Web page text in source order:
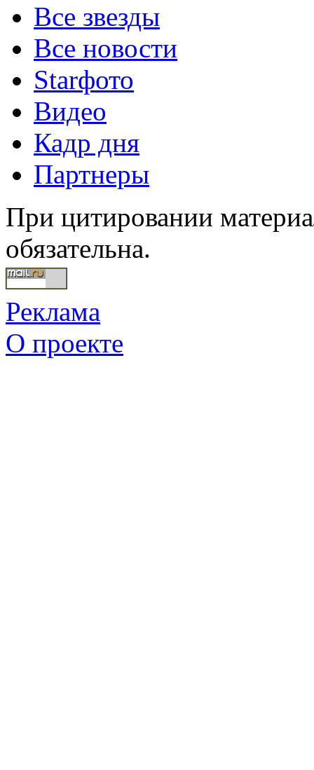
Все звезды
Все новости
Starфото
Видео
Кадр дня
Партнеры
При цитировании
обязательна.
Реклама
О проекте